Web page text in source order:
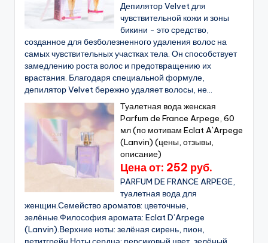
Депилятор Velvet для
чувствительной кожи и зоны
бикини - это средство,
созданное для безболезненного удаления волос на
самых чувствительных участках тела. Он способствует
замедлению роста волос и предотвращению их
врастания. Благодаря специальной формуле,
депилятор Velvet бережно удаляет волосы, не...
Туалетная вода женская
Parfum de France Arpege, 60
мл (по мотивам Eclat A`Arpege
(Lanvin) (цены, отзывы,
описание)
Цена от: 252 руб.
PARFUM DE FRANCE ARPEGE,
туалетная вода для
женщин.Семейство ароматов: цветочные,
зелёные.Философия аромата: Eclat D’Arpege
(Lanvin).Верхние ноты: зелёная сирень, пион,